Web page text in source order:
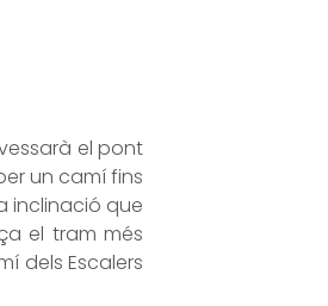
el pont
un camí fins
inclinació que
el tram més
dels Escalers